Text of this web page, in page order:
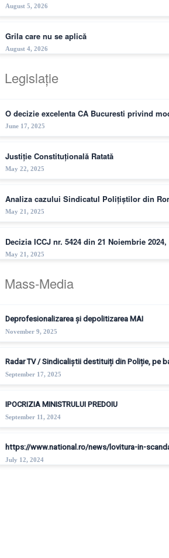
August 5, 2026
Grila care nu se aplică
August 4, 2026
Legislație
O decizie excelenta CA Bucuresti privind
June 17, 2025
Justiție Constituțională Ratată
May 22, 2025
Analiza cazului Sindicatul Polițiștilor din
May 21, 2025
Decizia ICCJ nr. 5424 din 21 Noiembrie
May 21, 2025
Mass-Media
Deprofesionalizarea și depolitizarea MAI
November 9, 2025
Radar TV / Sindicaliștii destituiți din Poliție, pe
September 17, 2025
IPOCRIZIA MINISTRULUI PREDOIU
September 11, 2024
https://www.national.ro/news/lovitura-in-
July 12, 2024